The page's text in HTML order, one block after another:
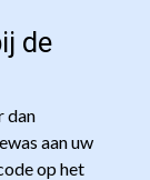
de
dan
aan uw
op het